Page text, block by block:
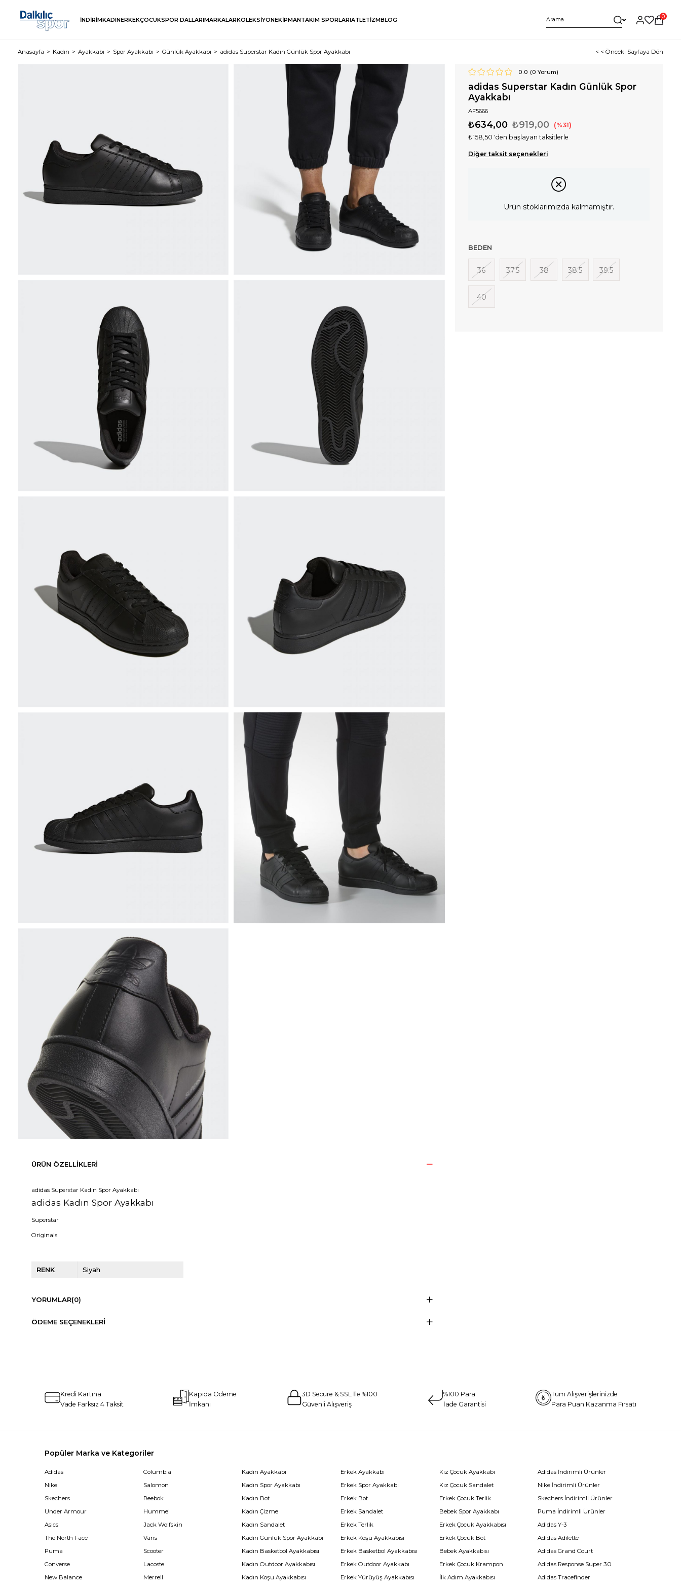
İNDİRİMKADINERKEKÇOCUKSPOR DALLARIMARKALARKOLEKSİYONEKİPMANTAKIM SPORLARIATLETİZMBLOG
0
Anasayfa Kadın Ayakkabı Spor Ayakkabı Günlük Ayakkabı adidas Superstar Kadın Günlük Spor Ayakkabı < < Önceki Sayfaya Dön
0.0 (0 Yorum)
adidas Superstar Kadın Günlük Spor
Ayakkabı
AF5666
₺919,00
₺634,00 31
₺158,50 'den başlayan taksitlerle
Diğer taksit seçenekleri
Ürün stoklarımızda kalmamıştır.
BEDEN
36 37.5 38 38.5 39.5
40
ÜRÜN ÖZELLIKLERI
adidas Superstar Kadın Spor Ayakkabı
adidas Kadın Spor Ayakkabı
Superstar
Originals
RENK Siyah
YORUMLAR(0)
ÖDEME SEÇENEKLERI
Kredi Kartına
Vade Farksız 4 Taksit
Kapıda Ödeme
İmkanı
3D Secure & SSL İle %100
Güvenli Alışveriş
%100 Para
İade Garantisi
Tüm Alışverişlerinizde
Para Puan Kazanma Fırsatı
Popüler Marka ve Kategoriler
Adidas
Nike
Skechers
Under Armour
Asics
The North Face
Puma
Converse
New Balance
Columbia
Salomon
Reebok
Hummel
Jack Wolfskin
Vans
Scooter
Lacoste
Merrell
Kadın Ayakkabı
Kadın Spor Ayakkabı
Kadın Bot
Kadın Çizme
Kadın Sandalet
Kadın Günlük Spor Ayakkabı
Kadın Basketbol Ayakkabısı
Kadın Outdoor Ayakkabısı
Kadın Koşu Ayakkabısı
Erkek Ayakkabı
Erkek Spor Ayakkabı
Erkek Bot
Erkek Sandalet
Erkek Terlik
Erkek Koşu Ayakkabısı
Erkek Basketbol Ayakkabısı
Erkek Outdoor Ayakkabı
Erkek Yürüyüş Ayakkabısı
Kız Çocuk Ayakkabı
Kız Çocuk Sandalet
Erkek Çocuk Terlik
Bebek Spor Ayakkabı
Erkek Çocuk Ayakkabısı
Erkek Çocuk Bot
Bebek Ayakkabısı
Erkek Çocuk Krampon
İlk Adım Ayakkabısı
Adidas İndirimli Ürünler
Nike İndirimli Ürünler
Skechers İndirimli Ürünler
Puma İndirimli Ürünler
Adidas Y-3
Adidas Adilette
Adidas Grand Court
Adidas Response Super 3.0
Adidas Tracefinder